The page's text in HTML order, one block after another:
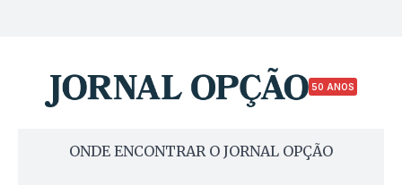
50 ANOS
ONDE ENCONTRAR O JORNAL OPÇÃO